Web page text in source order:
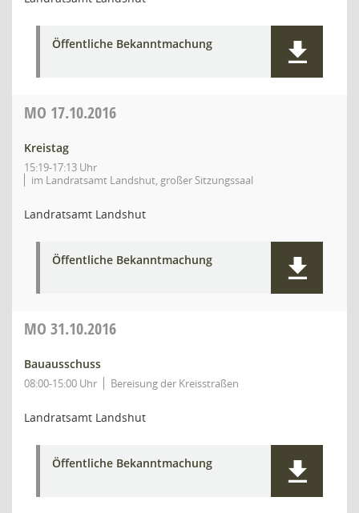
Öffentliche Bekanntmachung
MO 17.10.2016
Kreistag
15:19-17:13 Uhr
im Landratsamt Landshut, großer Sitzungssaal
Landratsamt Landshut
Öffentliche Bekanntmachung
MO 31.10.2016
Bauausschuss
08:00-15:00 Uhr Bereisung der Kreisstraßen
Landratsamt Landshut
Öffentliche Bekanntmachung